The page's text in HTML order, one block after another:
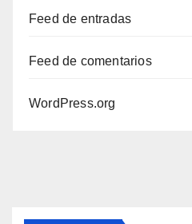
Feed de entradas
Feed de comentarios
WordPress.org